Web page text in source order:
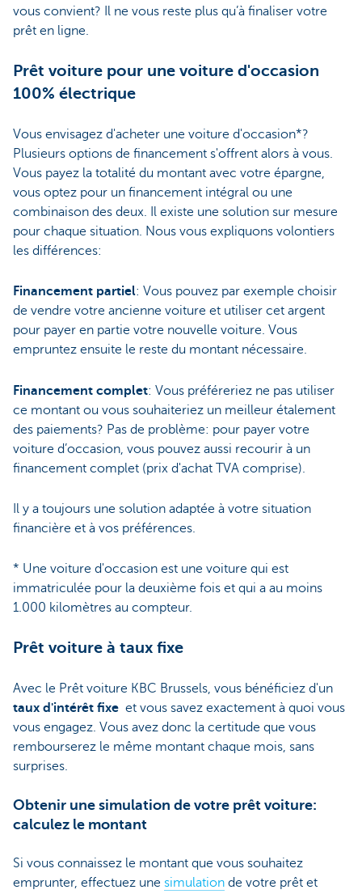
vous convient? Il ne vous reste plus qu’à finaliser votre
prêt en ligne.
Prêt voiture pour une voiture d'occasion
100% électrique
Vous envisagez d'acheter une voiture d'occasion*?
Plusieurs options de financement s'offrent alors à vous.
Vous payez la totalité du montant avec votre épargne,
vous optez pour un financement intégral ou une
combinaison des deux. Il existe une solution sur mesure
pour chaque situation. Nous vous expliquons volontiers
les différences:
Financement partiel: Vous pouvez par exemple choisir
de vendre votre ancienne voiture et utiliser cet argent
pour payer en partie votre nouvelle voiture. Vous
empruntez ensuite le reste du montant nécessaire.
Financement complet: Vous préféreriez ne pas utiliser
ce montant ou vous souhaiteriez un meilleur étalement
des paiements? Pas de problème: pour payer votre
voiture d’occasion, vous pouvez aussi recourir à un
financement complet (prix d'achat TVA comprise).
Il y a toujours une solution adaptée à votre situation
financière et à vos préférences.
* Une voiture d'occasion est une voiture qui est
immatriculée pour la deuxième fois et qui a au moins
1.000 kilomètres au compteur.
Prêt voiture à taux fixe
Avec le Prêt voiture KBC Brussels, vous bénéficiez d'un
taux d'intérêt fixe et vous savez exactement à quoi vous
vous engagez. Vous avez donc la certitude que vous
rembourserez le même montant chaque mois, sans
surprises.
Obtenir une simulation de votre prêt voiture:
calculez le montant
Si vous connaissez le montant que vous souhaitez
emprunter, effectuez une simulation de votre prêt et